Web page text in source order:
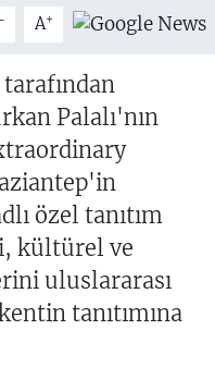
- A+
Palalı'nın
özel tanıtım
kültürel ve
uluslararası
tanıtımına